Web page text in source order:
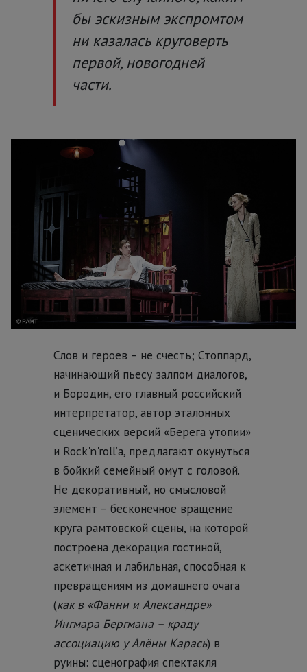
бы эскизным экспромтом
ни казалась круговерть
первой, новогодней
части.
Слов и героев – не счесть; Стоппард,
начинающий пьесу залпом диалогов,
и Бородин, его главный российский
интерпретатор, автор эталонных
сценических версий «Берега утопии»
и Rock'n'roll’а, предлагают окунуться
в бойкий семейный омут с головой.
Не декоративный, но смысловой
элемент – бесконечное вращение
круга рамтовской сцены, на которой
построена декорация гостиной,
аскетичная и лабильная, способная к
превращениям из домашнего очага
(как в «Фанни и Александре»
Ингмара Бергмана – краду
ассоциацию у Алёны Карась) в
руины: сценография спектакля